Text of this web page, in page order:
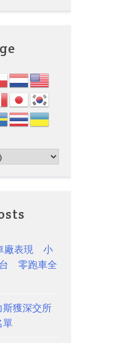
廠表現 小
零跑車全
獲深交所
單